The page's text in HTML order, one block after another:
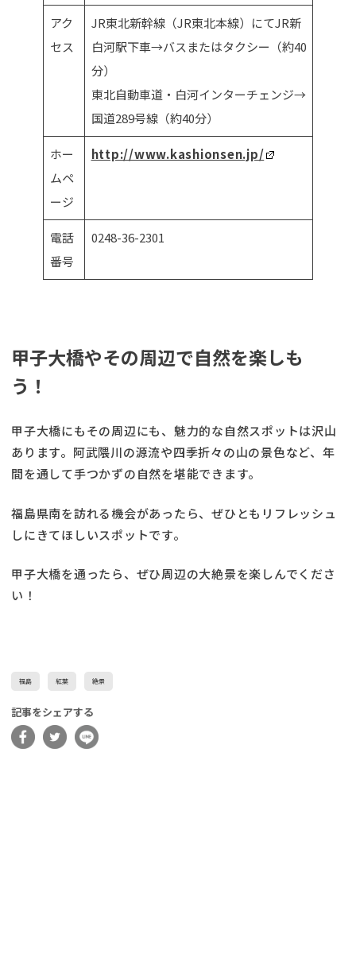
アク
セス
JR東北新幹線（JR東北本線）にてJR新
白河駅下車→バスまたはタクシー（約40
分）
東北自動車道・白河インターチェンジ→
国道289号線（約40分）
ホー
ムペ
ージ
http://www.kashionsen.jp/
電話
番号
0248-36-2301
甲子大橋やその周辺で自然を楽しも
う！
甲子大橋にもその周辺にも、魅力的な自然スポットは沢山
あります。阿武隈川の源流や四季折々の山の景色など、年
間を通して手つかずの自然を堪能できます。
福島県南を訪れる機会があったら、ぜひともリフレッシュ
しにきてほしいスポットです。
甲子大橋を通ったら、ぜひ周辺の大絶景を楽しんでくださ
い！
福島 紅葉 絶景
記事をシェアする